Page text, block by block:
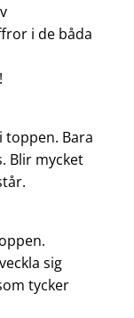
i de båda
toppen. Bara
Blir mycket
sig
tycker